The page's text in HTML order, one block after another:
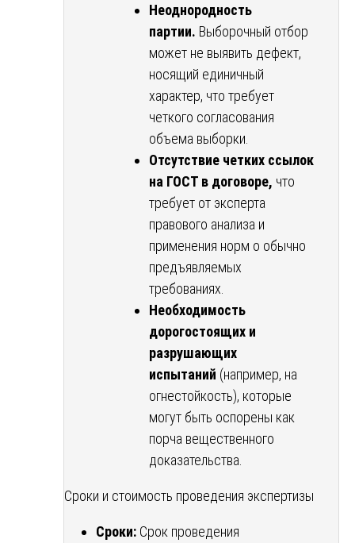
Неоднородность
партии. Выборочный отбор
может не выявить дефект,
носящий единичный
характер, что требует
четкого согласования
объема выборки.
Отсутствие четких ссылок
на ГОСТ в договоре, что
требует от эксперта
правового анализа и
применения норм о обычно
предъявляемых
требованиях.
Необходимость
дорогостоящих и
разрушающих
испытаний (например, на
огнестойкость), которые
могут быть оспорены как
порча вещественного
доказательства.
Сроки и стоимость проведения экспертизы
Сроки: Срок проведения